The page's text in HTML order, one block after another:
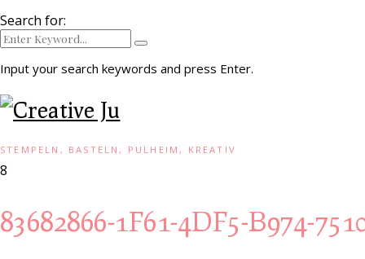
Search for:
Input your search keywords and press Enter.
STEMPELN, BASTELN, PULHEIM, KREATIV
8
83682866-1F61-4DF5-B974-